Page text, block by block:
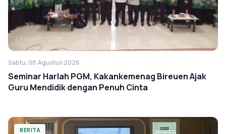
Sabtu, 08 Agustus 2026
Seminar Harlah PGM, Kakankemenag Bireuen Ajak
Guru Mendidik dengan Penuh Cinta
BERITA